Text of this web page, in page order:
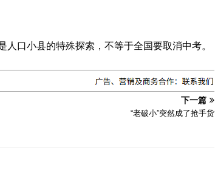
口小县的特殊探索，不等于全国要取消中考。
下一篇
“老破小”突然成了抢手货